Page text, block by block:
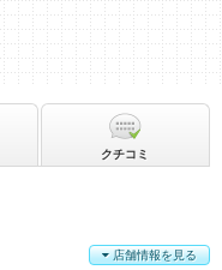
店舗情報を見る
クチコミ